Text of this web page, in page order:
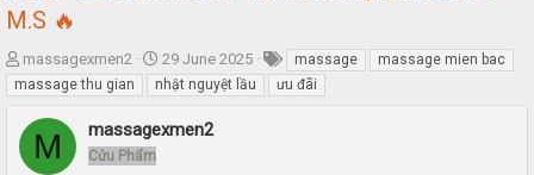
M.S 🔥
T
h
r
e
d
massagexmen2
S
t
a
r
29 June 2025 massage
massage mien bac
massage thu gian
nhật nguyệt lầu ưu đãi
M massagexmen2
Cửu Phẩm